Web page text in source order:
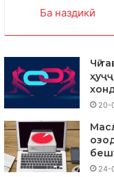
Ба наздикӣ
Чӣ
20-
24-